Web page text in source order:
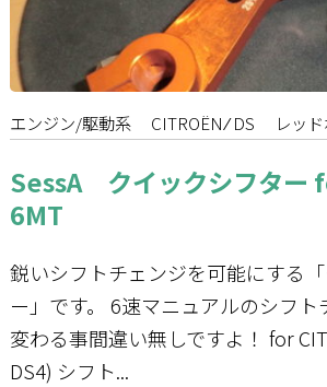
工場通信
お問い合わせ
エンジン/駆動系 CITROËN ⁄ DS レッ
SessA クイックシフター
6MT
鋭いシフトチェンジを可能にする
ー」です。 6速マニュアルのシフ
変わる事間違い無しですよ！ for
DS4) シフト...